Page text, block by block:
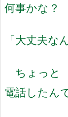
何事かな
「大丈夫な
ちょっと
電話したん